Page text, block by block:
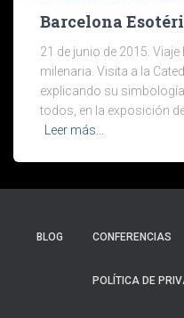
Barcelona
21 de junio de 2015.
milenaria. Visita a la
explicando su
todos, en la exposición
Leer más…
BLOG CONFERENCIAS
POLÍTICA DE